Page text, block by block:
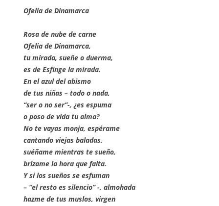
Ofelia de Dinamarca
Rosa de nube de carne
Ofelia de Dinamarca,
tu mirada, sueñe o duerma,
es de Esfinge la mirada.
En el azul del abismo
de tus niñas – todo o nada,
“ser o no ser”-, ¿es espuma
o poso de vida tu alma?
No te vayas monja, espérame
cantando viejas baladas,
suéñame mientras te sueño,
brízame la hora que falta.
Y si los sueños se esfuman
– “el resto es silencio” -, almohada
hazme de tus muslos, virgen